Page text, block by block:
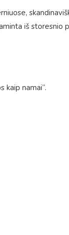
iš storesnio
namai“.